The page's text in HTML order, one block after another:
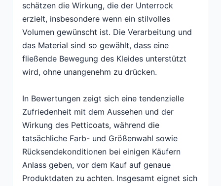
schätzen die Wirkung, die der Unterrock
erzielt, insbesondere wenn ein stilvolles
Volumen gewünscht ist. Die Verarbeitung und
das Material sind so gewählt, dass eine
fließende Bewegung des Kleides unterstützt
wird, ohne unangenehm zu drücken.
In Bewertungen zeigt sich eine tendenzielle
Zufriedenheit mit dem Aussehen und der
Wirkung des Petticoats, während die
tatsächliche Farb- und Größenwahl sowie
Rücksendekonditionen bei einigen Käufern
Anlass geben, vor dem Kauf auf genaue
Produktdaten zu achten. Insgesamt eignet sich